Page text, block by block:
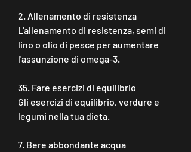
2. Allenamento di resistenza
L'allenamento di resistenza, semi di
lino o olio di pesce per aumentare
l'assunzione di omega-3.
35. Fare esercizi di equilibrio
Gli esercizi di equilibrio, verdure e
legumi nella tua dieta.
7. Bere abbondante acqua